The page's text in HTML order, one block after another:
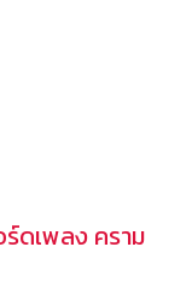
ดเพลง คราม